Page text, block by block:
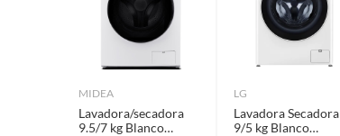
MIDEA
Lavadora/secadora
9.5/7 kg Blanco
LG
Lavadora Secadora
9/5 kg Blanco